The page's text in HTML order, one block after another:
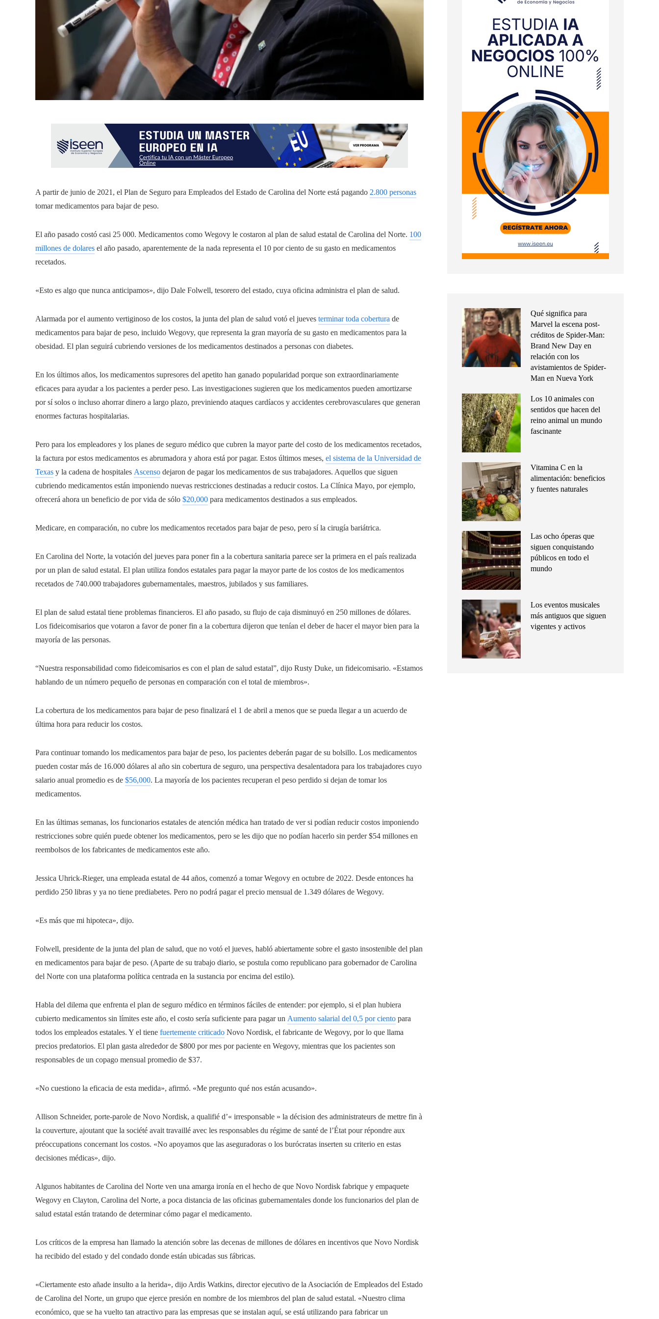
A partir de junio de 2021, el Plan de Seguro para Empleados del Estado de Carolina del Norte está pagando 2.800 personas
tomar medicamentos para bajar de peso.
El año pasado costó casi 25 000. Medicamentos como Wegovy le costaron al plan de salud estatal de Carolina del Norte. 100
millones de dolares el año pasado, aparentemente de la nada representa el 10 por ciento de su gasto en medicamentos
recetados.
«Esto es algo que nunca anticipamos», dijo Dale Folwell, tesorero del estado, cuya oficina administra el plan de salud.
Alarmada por el aumento vertiginoso de los costos, la junta del plan de salud votó el jueves terminar toda cobertura de
medicamentos para bajar de peso, incluido Wegovy, que representa la gran mayoría de su gasto en medicamentos para la
obesidad. El plan seguirá cubriendo versiones de los medicamentos destinados a personas con diabetes.
En los últimos años, los medicamentos supresores del apetito han ganado popularidad porque son extraordinariamente
eficaces para ayudar a los pacientes a perder peso. Las investigaciones sugieren que los medicamentos pueden amortizarse
por sí solos o incluso ahorrar dinero a largo plazo, previniendo ataques cardíacos y accidentes cerebrovasculares que generan
enormes facturas hospitalarias.
Pero para los empleadores y los planes de seguro médico que cubren la mayor parte del costo de los medicamentos recetados,
la factura por estos medicamentos es abrumadora y ahora está por pagar. Estos últimos meses, el sistema de la Universidad de
Texas y la cadena de hospitales Ascenso dejaron de pagar los medicamentos de sus trabajadores. Aquellos que siguen
cubriendo medicamentos están imponiendo nuevas restricciones destinadas a reducir costos. La Clínica Mayo, por ejemplo,
ofrecerá ahora un beneficio de por vida de sólo $20,000 para medicamentos destinados a sus empleados.
Medicare, en comparación, no cubre los medicamentos recetados para bajar de peso, pero sí la cirugía bariátrica.
En Carolina del Norte, la votación del jueves para poner fin a la cobertura sanitaria parece ser la primera en el país realizada
por un plan de salud estatal. El plan utiliza fondos estatales para pagar la mayor parte de los costos de los medicamentos
recetados de 740.000 trabajadores gubernamentales, maestros, jubilados y sus familiares.
El plan de salud estatal tiene problemas financieros. El año pasado, su flujo de caja disminuyó en 250 millones de dólares.
Los fideicomisarios que votaron a favor de poner fin a la cobertura dijeron que tenían el deber de hacer el mayor bien para la
mayoría de las personas.
“Nuestra responsabilidad como fideicomisarios es con el plan de salud estatal”, dijo Rusty Duke, un fideicomisario. «Estamos
hablando de un número pequeño de personas en comparación con el total de miembros».
La cobertura de los medicamentos para bajar de peso finalizará el 1 de abril a menos que se pueda llegar a un acuerdo de
última hora para reducir los costos.
Para continuar tomando los medicamentos para bajar de peso, los pacientes deberán pagar de su bolsillo. Los medicamentos
pueden costar más de 16.000 dólares al año sin cobertura de seguro, una perspectiva desalentadora para los trabajadores cuyo
salario anual promedio es de $56,000. La mayoría de los pacientes recuperan el peso perdido si dejan de tomar los
medicamentos.
En las últimas semanas, los funcionarios estatales de atención médica han tratado de ver si podían reducir costos imponiendo
restricciones sobre quién puede obtener los medicamentos, pero se les dijo que no podían hacerlo sin perder $54 millones en
reembolsos de los fabricantes de medicamentos este año.
Jessica Uhrick-Rieger, una empleada estatal de 44 años, comenzó a tomar Wegovy en octubre de 2022. Desde entonces ha
perdido 250 libras y ya no tiene prediabetes. Pero no podrá pagar el precio mensual de 1.349 dólares de Wegovy.
«Es más que mi hipoteca», dijo.
Folwell, presidente de la junta del plan de salud, que no votó el jueves, habló abiertamente sobre el gasto insostenible del plan
en medicamentos para bajar de peso. (Aparte de su trabajo diario, se postula como republicano para gobernador de Carolina
del Norte con una plataforma política centrada en la sustancia por encima del estilo).
Habla del dilema que enfrenta el plan de seguro médico en términos fáciles de entender: por ejemplo, si el plan hubiera
cubierto medicamentos sin límites este año, el costo sería suficiente para pagar un Aumento salarial del 0,5 por ciento para
todos los empleados estatales. Y el tiene fuertemente criticado Novo Nordisk, el fabricante de Wegovy, por lo que llama
precios predatorios. El plan gasta alrededor de $800 por mes por paciente en Wegovy, mientras que los pacientes son
responsables de un copago mensual promedio de $37.
«No cuestiono la eficacia de esta medida», afirmó. «Me pregunto qué nos están acusando».
Allison Schneider, porte-parole de Novo Nordisk, a qualifié d’« irresponsable » la décision des administrateurs de mettre fin à
la couverture, ajoutant que la société avait travaillé avec les responsables du régime de santé de l’État pour répondre aux
préoccupations concernant los costos. «No apoyamos que las aseguradoras o los burócratas inserten su criterio en estas
decisiones médicas», dijo.
Algunos habitantes de Carolina del Norte ven una amarga ironía en el hecho de que Novo Nordisk fabrique y empaquete
Wegovy en Clayton, Carolina del Norte, a poca distancia de las oficinas gubernamentales donde los funcionarios del plan de
salud estatal están tratando de determinar cómo pagar el medicamento.
Los críticos de la empresa han llamado la atención sobre las decenas de millones de dólares en incentivos que Novo Nordisk
ha recibido del estado y del condado donde están ubicadas sus fábricas.
«Ciertamente esto añade insulto a la herida», dijo Ardis Watkins, director ejecutivo de la Asociación de Empleados del Estado
de Carolina del Norte, un grupo que ejerce presión en nombre de los miembros del plan de salud estatal. «Nuestro clima
económico, que se ha vuelto tan atractivo para las empresas que se instalan aquí, se está utilizando para fabricar un
Qué significa para
Marvel la escena post-
créditos de Spider-Man:
Brand New Day en
relación con los
avistamientos de Spider-
Man en Nueva York
Los 10 animales con
sentidos que hacen del
reino animal un mundo
fascinante
Vitamina C en la
alimentación: beneficios
y fuentes naturales
Las ocho óperas que
siguen conquistando
públicos en todo el
mundo
Los eventos musicales
más antiguos que siguen
vigentes y activos